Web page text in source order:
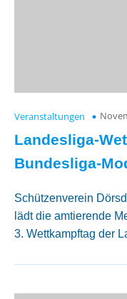
Veranstaltungen
Landesliga-
Bundesliga-
Schützenverein
lädt die amtierende
3. Wettkampftag der